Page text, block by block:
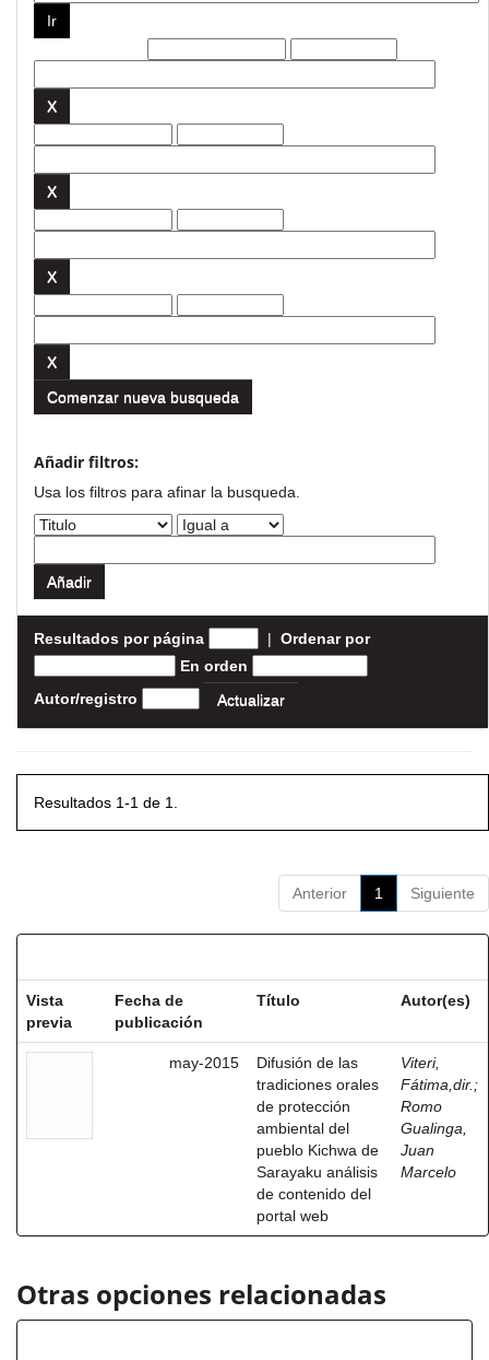
Comenzar nueva busqueda
Añadir filtros:
Usa los filtros para afinar la busqueda.
Resultados por página | Ordenar por
En orden
Autor/registro
Resultados 1-1 de 1.
Anterior 1 Siguiente
Vista
previa
Fecha de
publicación
Título Autor(es)
may-2015
Difusión de las
tradiciones orales
de protección
ambiental del
pueblo Kichwa de
Sarayaku análisis
de contenido del
portal web
Viteri,
Fátima,dir. ;
Romo
Gualinga,
Juan
Marcelo
Otras opciones relacionadas